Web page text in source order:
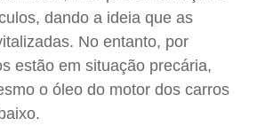
dando a ideia que as
No entanto, por
estão em situação precária,
o óleo do motor dos carros